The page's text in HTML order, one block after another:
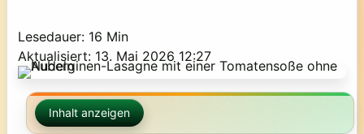
Lesedauer: 16 Min
Aktualisiert: 13. Mai 2026 12:27
Inhalt anzeigen